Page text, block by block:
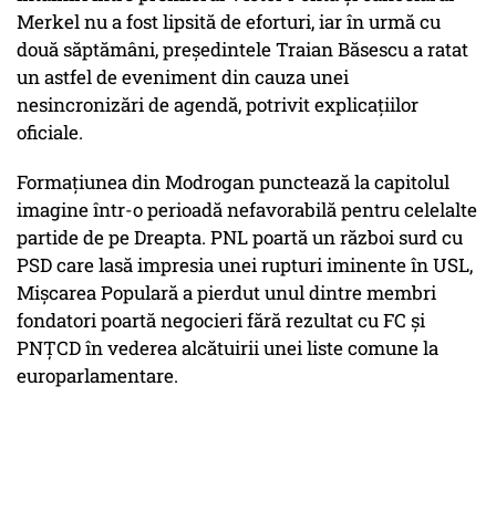
Merkel nu a fost lipsită de eforturi, iar în urmă cu
două săptămâni, președintele Traian Băsescu a ratat
un astfel de eveniment din cauza unei
nesincronizări de agendă, potrivit explicațiilor
oficiale.
Formațiunea din Modrogan punctează la capitolul
imagine într-o perioadă nefavorabilă pentru celelalte
partide de pe Dreapta. PNL poartă un război surd cu
PSD care lasă impresia unei rupturi iminente în USL,
Mișcarea Populară a pierdut unul dintre membri
fondatori poartă negocieri fără rezultat cu FC și
PNȚCD în vederea alcătuirii unei liste comune la
europarlamentare.